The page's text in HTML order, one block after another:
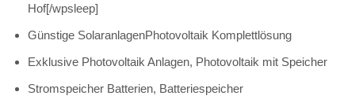
Hof[/wpsleep]
Günstige SolaranlagenPhotovoltaik Komplettlösung
Exklusive Photovoltaik Anlagen, Photovoltaik mit Speicher
Stromspeicher Batterien, Batteriespeicher